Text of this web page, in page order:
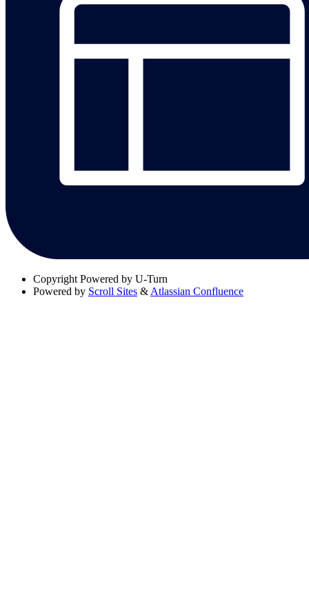
Copyright Powered by U-Turn
Powered by Scroll Sites & Atlassian Confluence